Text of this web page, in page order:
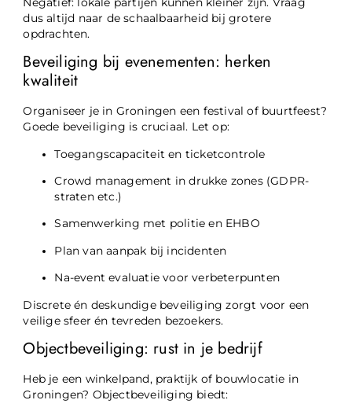
dus altijd naar de schaalbaarheid bij grotere
opdrachten.
Beveiliging bij evenementen: herken
kwaliteit
Organiseer je in Groningen een festival of buurtfeest?
Goede beveiliging is cruciaal. Let op:
Toegangscapaciteit en ticketcontrole
Crowd management in drukke zones (GDPR-
straten etc.)
Samenwerking met politie en EHBO
Plan van aanpak bij incidenten
Na-event evaluatie voor verbeterpunten
Discrete én deskundige beveiliging zorgt voor een
veilige sfeer én tevreden bezoekers.
Objectbeveiliging: rust in je bedrijf
Heb je een winkelpand, praktijk of bouwlocatie in
Groningen? Objectbeveiliging biedt: